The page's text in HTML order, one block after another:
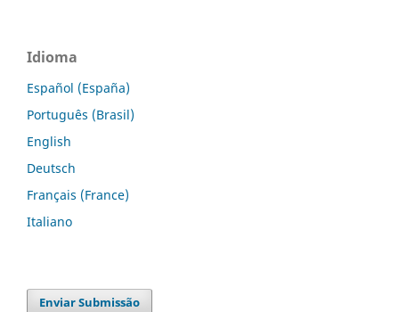
Idioma
Español (España)
Português (Brasil)
English
Deutsch
Français (France)
Italiano
Enviar Submissão